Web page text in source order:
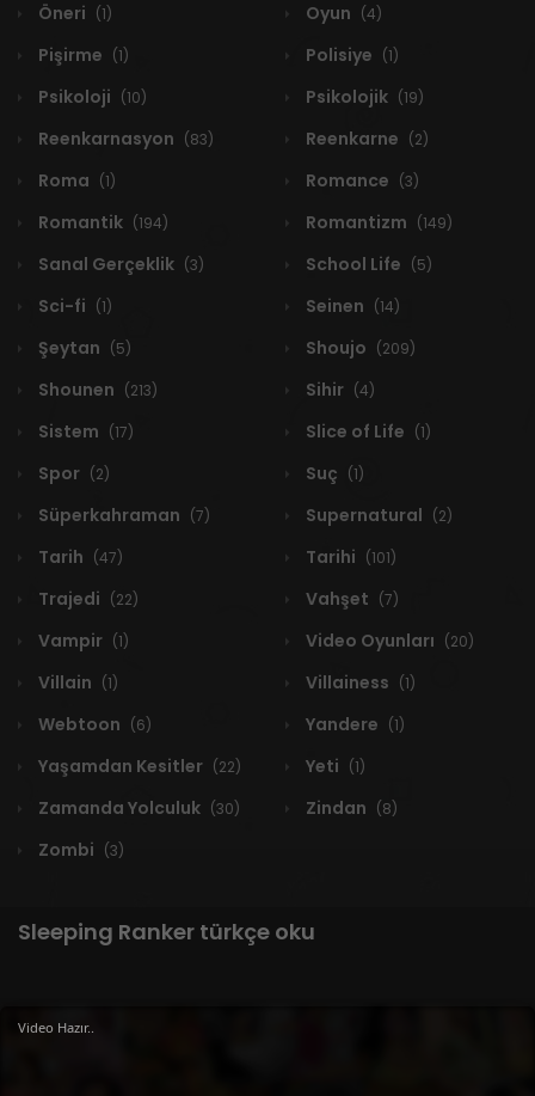
Öneri (1) Oyun (4)
Pişirme (1) Polisiye (1)
Psikoloji (10) Psikolojik (19)
Reenkarnasyon (83) Reenkarne (2)
Roma (1) Romance (3)
Romantik (194) Romantizm (149)
Sanal Gerçeklik (3) School Life (5)
Sci-fi (1) Seinen (14)
Şeytan (5) Shoujo (209)
Shounen (213) Sihir (4)
Sistem (17) Slice of Life (1)
Spor (2) Suç (1)
Süperkahraman (7) Supernatural (2)
Tarih (47) Tarihi (101)
Trajedi (22) Vahşet (7)
Vampir (1) Video Oyunları (20)
Villain (1) Villainess (1)
Webtoon (6) Yandere (1)
Yaşamdan Kesitler (22) Yeti (1)
Zamanda Yolculuk (30) Zindan (8)
Zombi (3)
Sleeping Ranker türkçe oku
1 RESULT
Video Hazır..